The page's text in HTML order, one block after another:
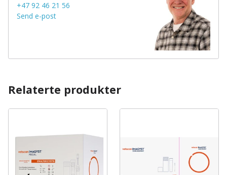
+47 92 46 21 56
Send e-post
Relaterte produkter